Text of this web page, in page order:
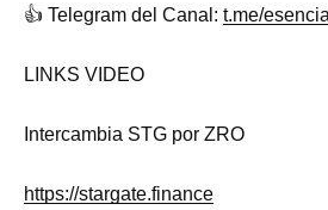
👍 Telegram del Canal: t.me/
LINKS VIDEO
Intercambia STG por ZRO
https://stargate.finance